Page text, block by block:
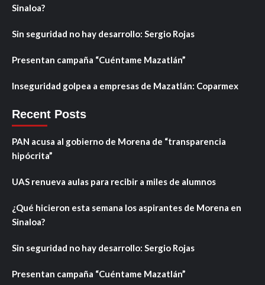
Sinaloa?
Sin seguridad no hay desarrollo: Sergio Rojas
Presentan campaña “Cuéntame Mazatlán”
Inseguridad golpea a empresas de Mazatlán: Coparmex
Recent Posts
PAN acusa al gobierno de Morena de “transparencia
hipócrita”
UAS renueva aulas para recibir a miles de alumnos
¿Qué hicieron esta semana los aspirantes de Morena en
Sinaloa?
Sin seguridad no hay desarrollo: Sergio Rojas
Presentan campaña “Cuéntame Mazatlán”